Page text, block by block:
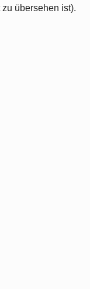
übersehen ist).